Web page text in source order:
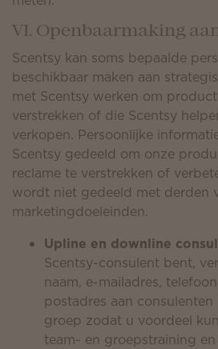
VI. Openbaarmaking
Scentsy kan soms bepaalde
beschikbaar maken aan
met Scentsy werken om
verstrekken of die Scentsy
verkopen. Persoonlijke
Scentsy gedeeld om onze
reclame te verstrekken of
wordt niet gedeeld met derden
marketingdoeleinden.
Upline en downline
Scentsy-consulent bent,
naam, e-mailadres,
postadres aan
groep zodat u voordeel
team- en groepstraining